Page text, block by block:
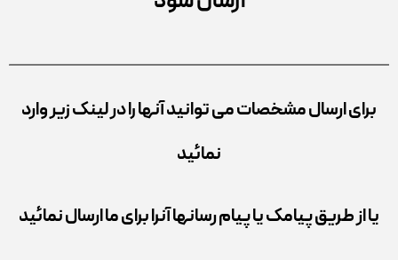
برای ارسال مشخصات می توانید آنها را در لینک زیر وارد
نمائید
یا از طریق پیامک یا پیام رسانها آنرا برای ما ارسال نمائید